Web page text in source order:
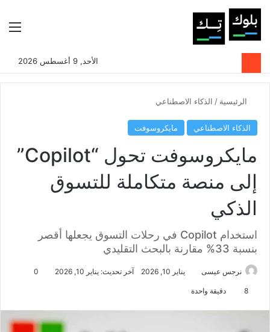
بحثالوضع
الأحد, 9 أغسطس 2026
الرئيسية / الذكاء الاصطناعي
الذكاء الاصطناعي مايكروسوفت
مايكروسوفت تحول “Copilot”
إلى منصة متكاملة للتسوق
الذكي
استخدام Copilot في رحلات التسوق يجعلها أقصر
بنسبة 33% مقارنة بالبحث التقليدي
نرجس عيسى يناير 10, 2026 آخر تحديث: يناير 10, 2026 0
8 دقيقة واحدة